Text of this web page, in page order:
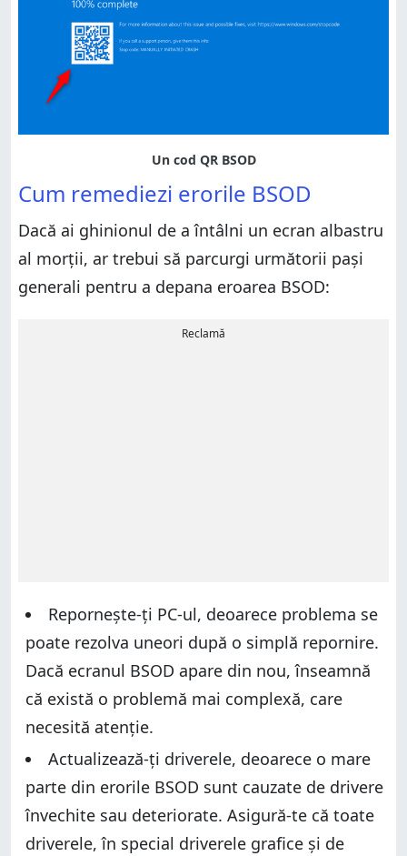
Cum remediezi erorile BSOD
Dacă ai ghinionul de a întâlni un ecran albastru
al morții, ar trebui să parcurgi următorii pași
generali pentru a depana eroarea BSOD:
Reclamă
Repornește-ți PC-ul, deoarece problema se
poate rezolva uneori după o simplă repornire.
Dacă ecranul BSOD apare din nou, înseamnă
că există o problemă mai complexă, care
necesită atenție.
Actualizează-ți driverele, deoarece o mare
parte din erorile BSOD sunt cauzate de drivere
învechite sau deteriorate. Asigură-te că toate
driverele, în special driverele grafice și de